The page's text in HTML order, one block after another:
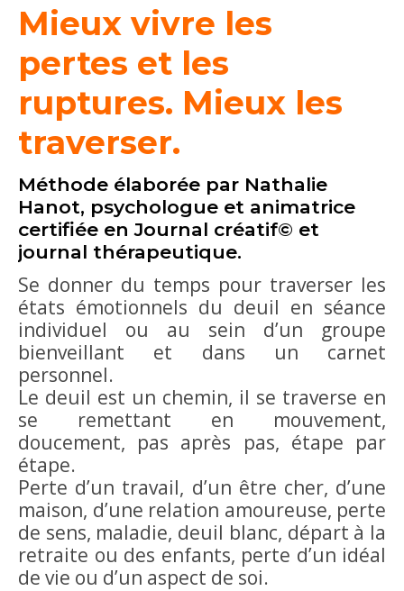
Mieux vivre les
pertes et les
ruptures. Mieux les
traverser.
Méthode élaborée par Nathalie
Hanot, psychologue et animatrice
certifiée en Journal créatif© et
journal thérapeutique.
Se donner du temps pour traverser les
états émotionnels du deuil en séance
individuel ou au sein d’un groupe
bienveillant et dans un carnet
personnel.
Le deuil est un chemin, il se traverse en
se remettant en mouvement,
doucement, pas après pas, étape par
étape.
Perte d’un travail, d’un être cher, d’une
maison, d’une relation amoureuse, perte
de sens, maladie, deuil blanc, départ à la
retraite ou des enfants, perte d’un idéal
de vie ou d’un aspect de soi.